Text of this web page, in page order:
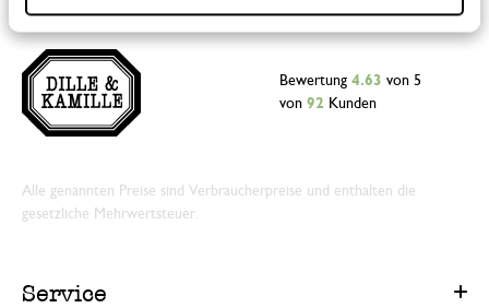
Bewertung 4.63 von 5
von 92 Kunden
Alle genannten Preise sind Verbraucherpreise und enthalten die
gesetzliche Mehrwertsteuer.
Service